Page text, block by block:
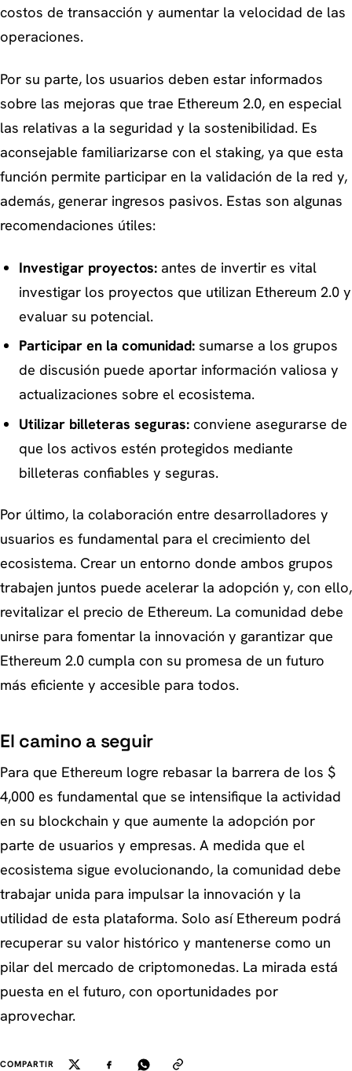
costos de transacción y aumentar la velocidad de las
operaciones.
Por su parte, los usuarios deben estar informados
sobre las mejoras que trae Ethereum 2.0, en especial
las relativas a la seguridad y la sostenibilidad. Es
aconsejable familiarizarse con el staking, ya que esta
función permite participar en la validación de la red y,
además, generar ingresos pasivos. Estas son algunas
recomendaciones útiles:
Investigar proyectos:antes de invertir es vital
investigar los proyectos que utilizan Ethereum 2.0 y
evaluar su potencial.
Participar en la comunidad:sumarse a los grupos
de discusión puede aportar información valiosa y
actualizaciones sobre el ecosistema.
Utilizar billeteras seguras:conviene asegurarse de
que los activos estén protegidos mediante
billeteras confiables y seguras.
Por último, la colaboración entre desarrolladores y
usuarios es fundamental para el crecimiento del
ecosistema. Crear un entorno donde ambos grupos
trabajen juntos puede acelerar la adopción y, con ello,
revitalizar el precio de Ethereum. La comunidad debe
unirse para fomentar la innovación y garantizar que
Ethereum 2.0 cumpla con su promesa de un futuro
más eficiente y accesible para todos.
El camino a seguir
Para que Ethereum logre rebasar la barrera de los $
4,000 es fundamental que se intensifique la actividad
en su blockchain y que aumente la adopción por
parte de usuarios y empresas. A medida que el
ecosistema sigue evolucionando, la comunidad debe
trabajar unida para impulsar la innovación y la
utilidad de esta plataforma. Solo así Ethereum podrá
recuperar su valor histórico y mantenerse como un
pilar del mercado de criptomonedas. La mirada está
puesta en el futuro, con oportunidades por
aprovechar.
COMPARTIR